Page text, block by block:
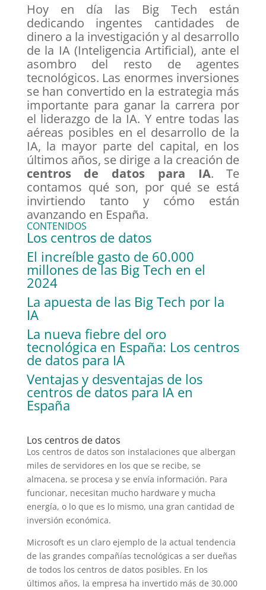
Hoy en día las Big Tech están
dedicando ingentes cantidades de
dinero a la investigación y al desarrollo
de la IA (Inteligencia Artificial), ante el
asombro del resto de agentes
tecnológicos. Las enormes inversiones
se han convertido en la estrategia más
importante para ganar la carrera por
el liderazgo de la IA. Y entre todas las
aéreas posibles en el desarrollo de la
IA, la mayor parte del capital, en los
últimos años, se dirige a la creación de
centros de datos para IA. Te
contamos qué son, por qué se está
invirtiendo tanto y cómo están
avanzando en España.
CONTENIDOS
Los centros de datos
El increíble gasto de 60.000
millones de las Big Tech en el
2024
La apuesta de las Big Tech por la
IA
La nueva fiebre del oro
tecnológica en España: Los centros
de datos para IA
Ventajas y desventajas de los
centros de datos para IA en
España
Los centros de datos
Los centros de datos son instalaciones que albergan
miles de servidores en los que se recibe, se
almacena, se procesa y se envía información. Para
funcionar, necesitan mucho hardware y mucha
energía, o lo que es lo mismo, una gran cantidad de
inversión económica.
Microsoft es un claro ejemplo de la actual tendencia
de las grandes compañías tecnológicas a ser dueñas
de todos los centros de datos posibles. En los
últimos años, la empresa ha invertido más de 30.000